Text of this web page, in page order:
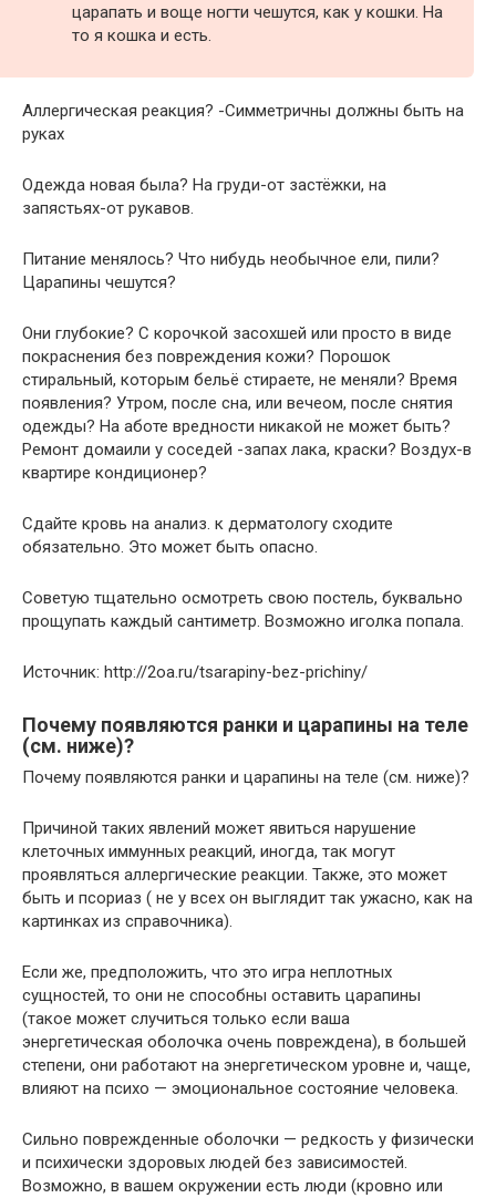
царапать и воще ногти чешутся, как у кошки. На
то я кошка и есть.
Аллергическая реакция? -Симметричны должны быть на
руках
Одежда новая была? На груди-от застёжки, на
запястьях-от рукавов.
Питание менялось? Что нибудь необычное ели, пили?
Царапины чешутся?
Они глубокие? С корочкой засохшей или просто в виде
покраснения без повреждения кожи? Порошок
стиральный, которым бельё стираете, не меняли? Время
появления? Утром, после сна, или вечеом, после снятия
одежды? На аботе вредности никакой не может быть?
Ремонт домаили у соседей -запах лака, краски? Воздух-в
квартире кондиционер?
Сдайте кровь на анализ. к дерматологу сходите
обязательно. Это может быть опасно.
Советую тщательно осмотреть свою постель, буквально
прощупать каждый сантиметр. Возможно иголка попала.
Источник: http://2oa.ru/tsarapiny-bez-prichiny/
Почему появляются ранки и царапины на теле
(см. ниже)?
Почему появляются ранки и царапины на теле (см. ниже)?
Причиной таких явлений может явиться нарушение
клеточных иммунных реакций, иногда, так могут
проявляться аллергические реакции. Также, это может
быть и псориаз ( не у всех он выглядит так ужасно, как на
картинках из справочника).
Если же, предположить, что это игра неплотных
сущностей, то они нe способны оставить царапины
(такое может случиться только если ваша
энергетическая оболочка очень повреждена), в большей
степени, они работают на энергетическом уровне и, чаще,
влияют на психо — эмоциональное состояние человека.
Сильно поврежденные оболочки — редкость у физически
и психически здоровых людей без зависимостей.
Возможно, в вашем окружении есть люди (кровно или